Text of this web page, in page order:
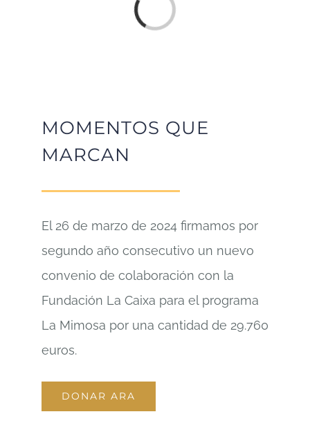
Loading...
MOMENTOS QUE
MARCAN
El 26 de marzo de 2024 firmamos por
segundo año consecutivo un nuevo
convenio de colaboración con la
Fundación La Caixa para el programa
La Mimosa por una cantidad de 29.760
euros.
DONAR ARA